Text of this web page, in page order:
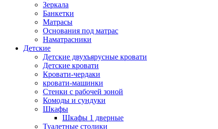
Зеркала
Банкетки
Матрасы
Основания под матрас
Наматрасники
Детские
Детские двухъярусные кровати
Детские кровати
Кровати-чердаки
кровати-машинки
Стенки с рабочей зоной
Комоды и сундуки
Шкафы
Шкафы 1 дверные
Туалетные столики